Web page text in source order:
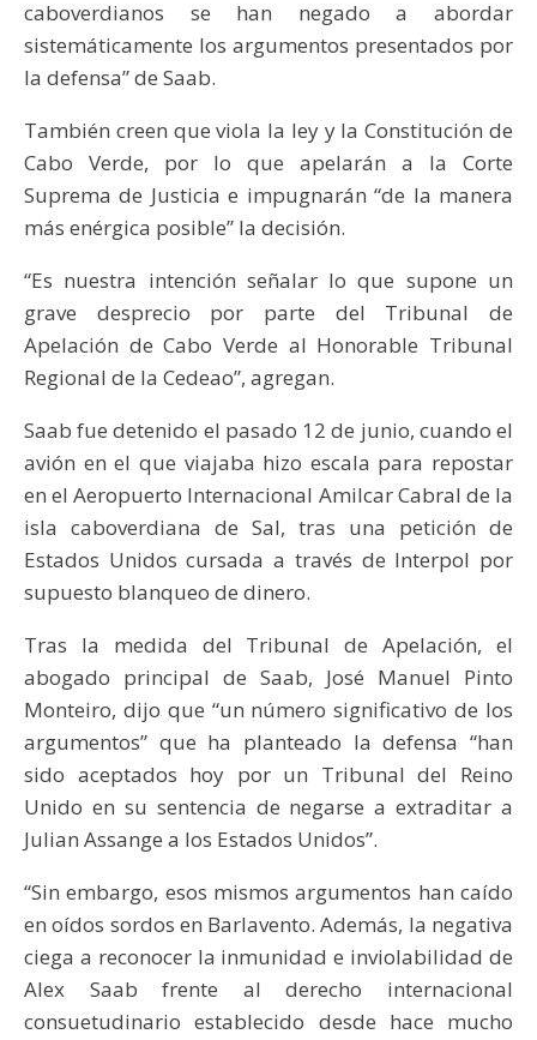
caboverdianos se han negado a abordar
sistemáticamente los argumentos presentados por
la defensa” de Saab.
También creen que viola la ley y la Constitución de
Cabo Verde, por lo que apelarán a la Corte
Suprema de Justicia e impugnarán “de la manera
más enérgica posible” la decisión.
“Es nuestra intención señalar lo que supone un
grave desprecio por parte del Tribunal de
Apelación de Cabo Verde al Honorable Tribunal
Regional de la Cedeao”, agregan.
Saab fue detenido el pasado 12 de junio, cuando el
avión en el que viajaba hizo escala para repostar
en el Aeropuerto Internacional Amilcar Cabral de la
isla caboverdiana de Sal, tras una petición de
Estados Unidos cursada a través de Interpol por
supuesto blanqueo de dinero.
Tras la medida del Tribunal de Apelación, el
abogado principal de Saab, José Manuel Pinto
Monteiro, dijo que “un número significativo de los
argumentos” que ha planteado la defensa “han
sido aceptados hoy por un Tribunal del Reino
Unido en su sentencia de negarse a extraditar a
Julian Assange a los Estados Unidos”.
“Sin embargo, esos mismos argumentos han caído
en oídos sordos en Barlavento. Además, la negativa
ciega a reconocer la inmunidad e inviolabilidad de
Alex Saab frente al derecho internacional
consuetudinario establecido desde hace mucho